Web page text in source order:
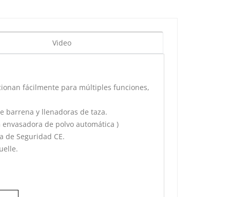
Video
fácilmente para múltiples funciones,
barrena y llenadoras de taza.
de polvo automática )
de Seguridad CE.